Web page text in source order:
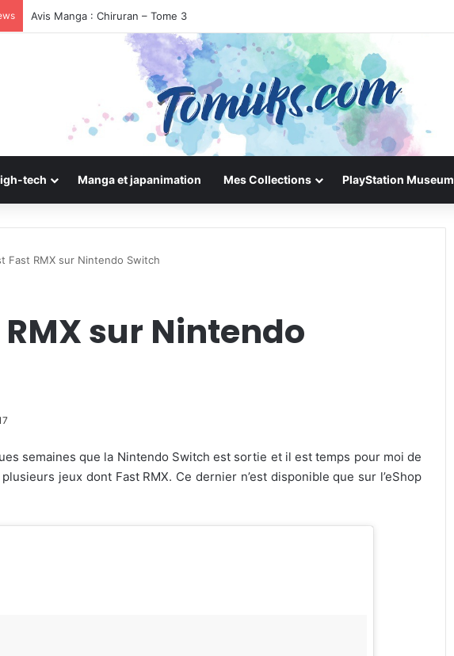
Avis Manga : Chiruran – Tome 3
tech Manga et japanimation Mes Collections PlayStation Museum
Fast RMX sur Nintendo Switch
sur Nintendo
semaines que la Nintendo Switch est sortie et il est temps pour moi de
jeux dont Fast RMX. Ce dernier n’est disponible que sur l’eShop